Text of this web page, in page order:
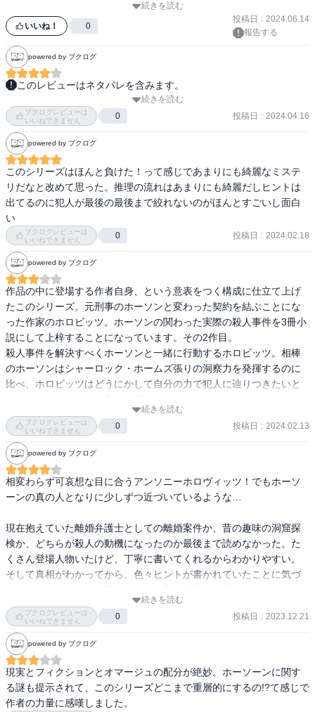
きっと他の作品で登場するのだろうなあ、と思いました。
・・・
ということで、ホロウィッツ氏のホーソーン・シリーズ、第二弾で
楽しく読ませて頂きました。名前がこんがらがるのを除けば、ぐん
ぐん楽しく読める絶品エンタメ推理小説だったと思います。是非シ
リーズを順番で読んで欲しいと思います。
大矢博子さんの解説も、シリーズ全体を俯瞰できるような説明にな
っており良心的であったと思います。
まぁ原文はもう少しそれらしいのかもしれないが。
語り手の消失と入れ替わりは今回もなく、次は本当に死ぬんだろう
続きを読む
いいね！ 0
投稿日 : 2024.06.14
報告する
powered by ブクログ
このレビューはネタバレを含みます。
「相棒」って、原文では何と言っているのだろうな。“brother”か
な。“partner”じゃないような気がする、なんとなく。オーストラリ
アだと“mait”なんて言ったりするって、昔どっかで読んだことがあ
る。アメリカの吹替ドラマをよく観るけれど、そういうタイミン
グ、つまり台詞のお尻で相手に念押ししたかったり呼びかけたいと
きは「相棒」じゃなくて「でしょ」って言ってて、たぶん“don't
you?”とか“right?”とかじゃないかと（確認していないけれど）。
ネタバレですよ
万引きの件が解決していないけれど、次の巻でなんとかなるんだろ
うか？ アンソニー（作中人物としての）って、人気ドラマの脚本や
ベストセラー小説を書いている才能あふれる大作家なのに、コント
と８冊かぁ。今のところ翻訳で４冊目が出たっぽいけれど、先は長
いなぁ。どうかそれまで、紙の本が自由に手に入る平和な世界が続
きますように。(2024-04-16L)(2024-05-07L)(2024-05-28L)
続きを読む
ブクログレビューは
いいねできません
0 投稿日 : 2024.04.16
powered by ブクログ
このシリーズはほんと負けた！って感じであまりにも綺麗なミステ
リだなと改めて思った。推理の流れはあまりにも綺麗だしヒントは
出てるのに犯人が最後の最後まで絞れないのがほんとすごいし面白
い
ブクログレビューは
いいねできません
0 投稿日 : 2024.02.18
powered by ブクログ
作品の中に登場する作者自身、という意表をつく構成に仕立て上げ
たこのシリーズ。元刑事のホーソンと変わった契約を結ぶことにな
った作家のホロビッツ。ホーソンの関わった実際の殺人事件を3冊小
説にして上梓することになっています。その2作目。
殺人事件を解決すべくホーソンと一緒に行動するホロビッツ。相棒
のホーソンはシャーロック・ホームズ張りの洞察力を発揮するのに
比べ、ホロビッツはどうにかして自分の力で犯人に辿りつきたいと
ーソンという人物像が以前謎のまま、ホロビッツは彼に不信感や怒
りを抱きつつ、反面畏敬したり、感謝したりと複雑な心理劇を展開
します。
今回も多くの登場人物や幾つか絡み合う場面の設定に、これはと思
う着目点に惑わされ犯人を当てられなかったのは、私もホロビッツ
同様でした。
続きを読む
ブクログレビューは
いいねできません
0 投稿日 : 2024.02.13
powered by ブクログ
相変わらず可哀想な目に合うアンソニーホロヴィッツ！でもホーソ
ーンの真の人となりに少しずつ近づいているような…
現在抱えていた離婚弁護士としての離婚案件か、昔の趣味の洞窟探
検か、どちらが殺人の動機になったのか最後まで読めなかった。た
くさん登場人物いたけど、丁寧に書いてくれるからわかりやすい。
そして真相がわかってから、色々ヒントが書かれていたことに気づ
続きを読む
ブクログレビューは
いいねできません
0 投稿日 : 2023.12.21
powered by ブクログ
現実とフィクションとオマージュの配分が絶妙。ホーソーンに関す
る謎も提示されて、このシリーズどこまで重層的にするの!?て感じで
作者の力量に感嘆しました。